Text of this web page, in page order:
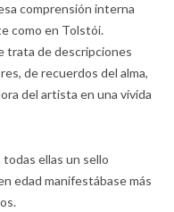
comprensión interna
como en Tolstói.
trata de descripciones
de recuerdos del alma,
del artista en una vívida
ellas un sello
edad manifestábase más